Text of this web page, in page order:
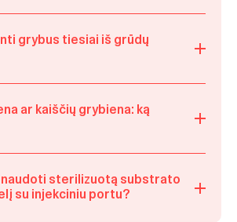
grybus tiesiai iš grūdų
ar kaiščių grybiena: ką
naudoti sterilizuotą substrato
su injekciniu portu?